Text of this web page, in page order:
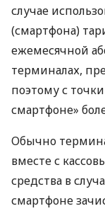
случае
(смартфона)
ежемесячной
терминалах,
поэтому с
смартфоне»
Обычно
вместе с
средства в
смартфоне